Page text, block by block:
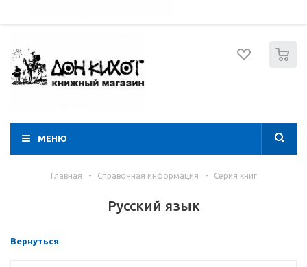
МЕНЮ
Главная - Справочная информация - Серия книг
Русский язык
Вернуться